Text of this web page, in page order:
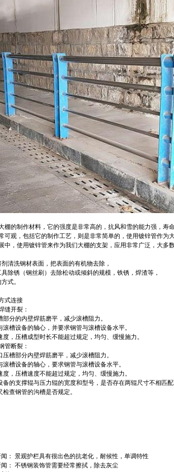
棚的制作材料，它的强度是非常高的，抗风和雪的能力强，寿
可观，包括它的制作工艺，则是非常简单的，使用镀锌管作为
中，使用镀锌管来作为我们大棚的支架，应用非常广泛，大多
清洗钢材表面，把表面的有机物去除，
除锈（钢丝刷）去除松动或倾斜的规模，铁锈，焊渣等，
式。
式连接
缝开裂：
部分的内壁焊筋磨平，减少滚槽阻力。
滚槽设备的轴心，并要求钢管与滚槽设备水平。
度，压槽成型时长不能超过规定，均匀、缓慢施力。
管断裂：
压槽部分内壁焊筋磨平，减少滚槽阻力。
滚槽设备的轴心，要求钢管与滚槽设备水平。
度，压槽速度不能超过规定，均匀、缓慢施力。
备的支撑辊与压力辊的宽度和型号，是否存在两辊尺寸不相匹配
检查钢管的沟槽是否规定。
： 景观护栏具有很出色的抗老化，耐候性，单调特性
： 不锈钢装饰管需要经常擦拭，除去灰尘